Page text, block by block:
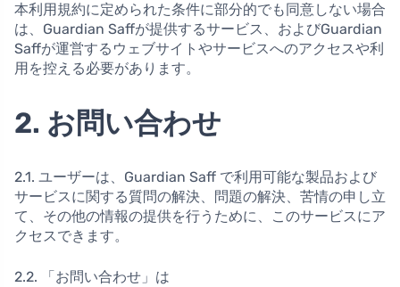
本利用規約に定められた条件に部分的でも同意しない場合
は、Guardian Saffが提供するサービス、およびGuardian
Saffが運営するウェブサイトやサービスへのアクセスや利
用を控える必要があります。
2. お問い合わせ
2.1. ユーザーは、Guardian Saff で利用可能な製品および
サービスに関する質問の解決、問題の解決、苦情の申し立
て、その他の情報の提供を行うために、このサービスにア
クセスできます。
2.2. 「お問い合わせ」は